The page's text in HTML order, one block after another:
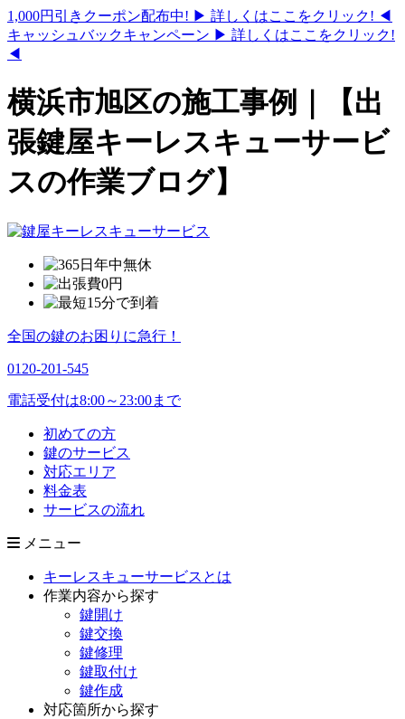
1,000円引きクーポン配布中! ▶ 詳しくはここをクリック! ◀
キャッシュバックキャンペーン ▶ 詳しくはここをクリック!
◀
横浜市旭区の施工事例｜【出
張鍵屋キーレスキューサービ
スの作業ブログ】
全国の鍵のお困りに急行！
0120-201-545
電話受付は8:00～23:00まで
初めての方
鍵のサービス
対応エリア
料金表
サービスの流れ
メニュー
キーレスキューサービスとは
作業内容から探す
鍵開け
鍵交換
鍵修理
鍵取付け
鍵作成
対応箇所から探す